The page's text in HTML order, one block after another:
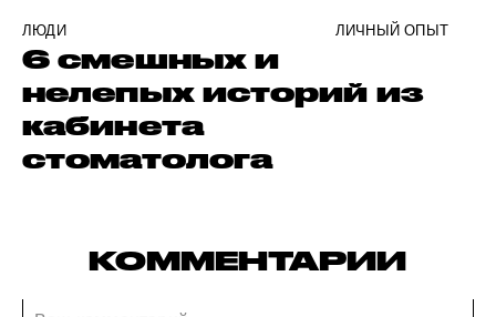
ЛЮДИ ЛИЧНЫЙ ОПЫТ
6 смешных и
нелепых историй из
кабинета
стоматолога
КОММЕНТАРИИ